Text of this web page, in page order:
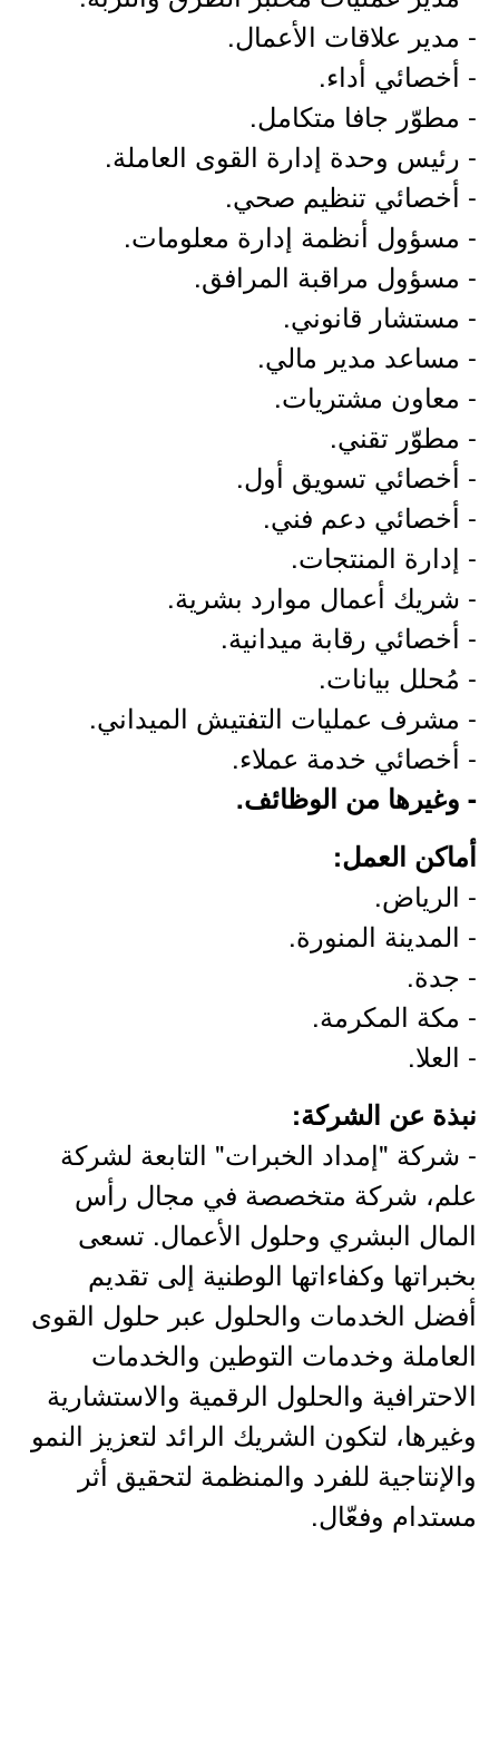
- مدير علاقات الأعمال.
- أخصائي أداء.
- مطوّر جافا متكامل.
- رئيس وحدة إدارة القوى العاملة.
- أخصائي تنظيم صحي.
- مسؤول أنظمة إدارة معلومات.
- مسؤول مراقبة المرافق.
- مستشار قانوني.
- مساعد مدير مالي.
- معاون مشتريات.
- مطوّر تقني.
- أخصائي تسويق أول.
- أخصائي دعم فني.
- إدارة المنتجات.
- شريك أعمال موارد بشرية.
- أخصائي رقابة ميدانية.
- مُحلل بيانات.
- مشرف عمليات التفتيش الميداني.
- أخصائي خدمة عملاء.
- وغيرها من الوظائف.
أماكن العمل:
- الرياض.
- المدينة المنورة.
- جدة.
- مكة المكرمة.
- العلا.
نبذة عن الشركة:
- شركة "إمداد الخبرات" التابعة لشركة
علم، شركة متخصصة في مجال رأس
المال البشري وحلول الأعمال. تسعى
بخبراتها وكفاءاتها الوطنية إلى تقديم
أفضل الخدمات والحلول عبر حلول القوى
العاملة وخدمات التوطين والخدمات
الاحترافية والحلول الرقمية والاستشارية
وغيرها، لتكون الشريك الرائد لتعزيز النمو
والإنتاجية للفرد والمنظمة لتحقيق أثر
مستدام وفعّال.